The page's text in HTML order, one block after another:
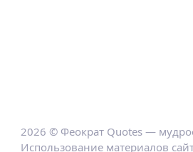
2026 © Феократ Quotes —
Использование материалов